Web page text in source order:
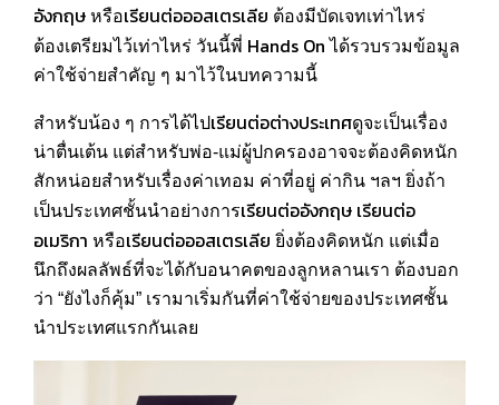
อังกฤษ หรือเรียนต่อออสเตรเลีย ต้องมีบัดเจทเท่าไหร่
ต้องเตรียมไว้เท่าไหร่ วันนี้พี่ Hands On ได้รวบรวมข้อมูล
ค่าใช้จ่ายสำคัญ ๆ มาไว้ในบทความนี้
สำหรับน้อง ๆ การได้ไปเรียนต่อต่างประเทศดูจะเป็นเรื่อง
น่าตื่นเต้น แต่สำหรับพ่อ-แม่ผู้ปกครองอาจจะต้องคิดหนัก
สักหน่อยสำหรับเรื่องค่าเทอม ค่าที่อยู่ ค่ากิน ฯลฯ ยิ่งถ้า
เป็นประเทศชั้นนำอย่างการเรียนต่ออังกฤษ เรียนต่อ
อเมริกา หรือเรียนต่อออสเตรเลีย ยิ่งต้องคิดหนัก แต่เมื่อ
นึกถึงผลลัพธ์ที่จะได้กับอนาคตของลูกหลานเรา ต้องบอก
ว่า “ยังไงก็คุ้ม” เรามาเริ่มกันที่ค่าใช้จ่ายของประเทศชั้น
นำประเทศแรกกันเลย